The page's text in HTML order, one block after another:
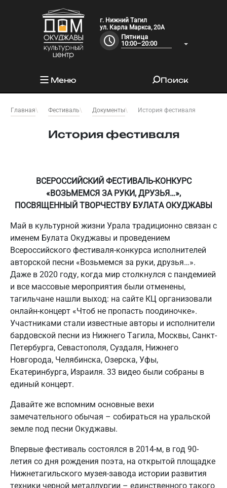
г. Нижний Тагил
ул. Карла Маркса, 20А
Пятница
10:00–20:00
Меню Поиск
Главная Фестиваль Документы История фестиваля
История фестиваля
ВСЕРОССИЙСКИЙ ФЕСТИВАЛЬ-КОНКУРС
«ВОЗЬМЕМСЯ ЗА РУКИ, ДРУЗЬЯ…»,
ПОСВЯЩЕННЫЙ ТВОРЧЕСТВУ БУЛАТА ОКУДЖАВЫ
Май в культурной жизни Урала традиционно связан с
именем Булата Окуджавы и проведением
Всероссийского фестиваля-конкурса исполнителей
авторской песни «Возьмемся за руки, друзья…».
Даже в 2020 году, когда мир столкнулся с пандемией
и все массовые мероприятия были отменены,
тагильчане нашли выход: на сайте КЦ организовали
онлайн-концерт «Чтоб не пропасть поодиночке».
Участниками стали известные авторы и исполнители
бардовской песни из Нижнего Тагила, Москвы, Санкт-
Петербурга, Севастополя, Суздаля, Нижнего
Новгорода, Челябинска, Озерска, Уфы,
Екатеринбурга, Израиля. 33 видео были собраны в
единый концерт.
Давайте же вспомним основные вехи
замечательного обычая – собираться на уральской
земле под песни Окуджавы.
Впервые фестиваль состоялся в 2014-м, в год 90-
летия со дня рождения поэта, на открытой площадке
Нижнетагильского музея-завода истории развития
техники черной металлургии – единственного такого